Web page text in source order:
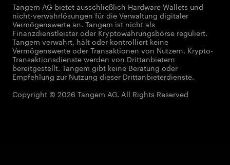
Tangem AG bietet ausschließlich Hardware-Wallets und
nicht-verwahrlösungen für die Verwaltung digitaler
Vermögenswerte an. Tangem ist nicht als
Finanzdienstleister oder Kryptowährungsbörse reguliert.
Tangem verwahrt, hält oder kontrolliert keine
Vermögenswerte oder Transaktionen von Nutzern. Krypto-
Transaktionsdienste werden von Drittanbietern
bereitgestellt. Tangem gibt keine Beratung oder
Empfehlung zur Nutzung dieser Drittanbieterdienste.